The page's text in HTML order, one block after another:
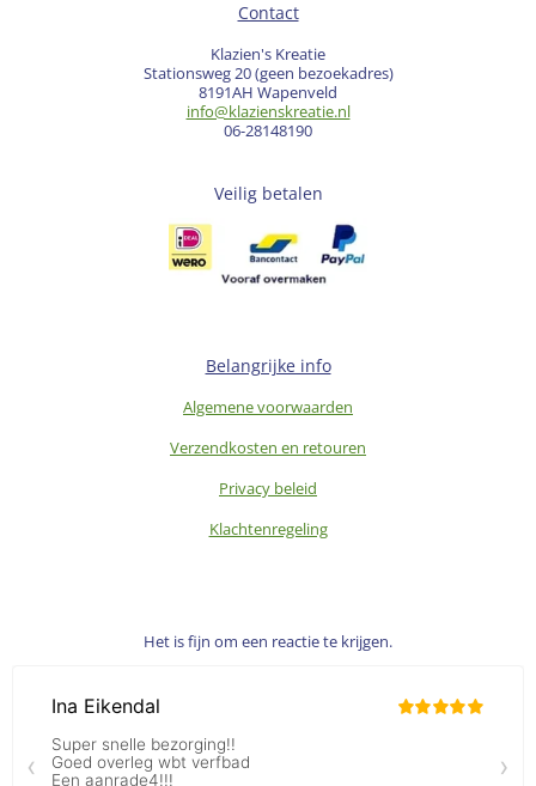
Contact
Klazien's Kreatie
Stationsweg 20 (geen bezoekadres)
8191AH Wapenveld
info@klazienskreatie.nl
06-28148190
Veilig betalen
Belangrijke info
Algemene voorwaarden
Verzendkosten en retouren
Privacy beleid
Klachtenregeling
Het is fijn om een reactie te krijgen.